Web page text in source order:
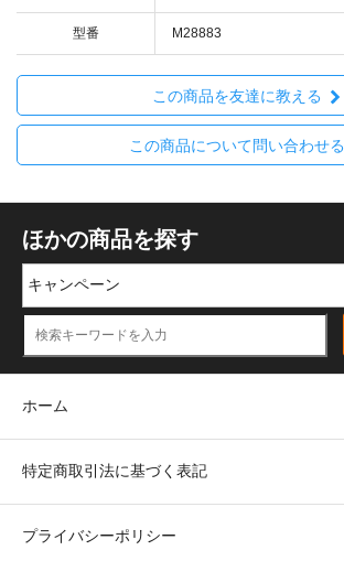
使用例
型番 M28883
この商品を友達に教える
この商品について問い合わせる
ほかの商品を探す
ホーム
特定商取引法に基づく表記
プライバシーポリシー